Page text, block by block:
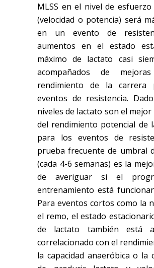
MLSS en el nivel de
(velocidad o potencia) será
en un evento de
aumentos en el estado
máximo de lactato casi
acompañados de mejo
rendimiento de la carrera
eventos de resistencia.
niveles de lactato son el
del rendimiento potencial de
para los eventos de
prueba frecuente de umbral
(cada 4-6 semanas) es la
de averiguar si el
entrenamiento está
Para eventos cortos como la
el remo, el estado
de lactato también está
correlacionado con el
la capacidad anaeróbica o la